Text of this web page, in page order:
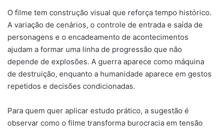
O filme tem construção visual que reforça tempo histórico.
A variação de cenários, o controle de entrada e saída de
personagens e o encadeamento de acontecimentos
ajudam a formar uma linha de progressão que não
depende de explosões. A guerra aparece como máquina
de destruição, enquanto a humanidade aparece em gestos
repetidos e decisões condicionadas.
Para quem quer aplicar estudo prático, a sugestão é
observar como o filme transforma burocracia em tensão